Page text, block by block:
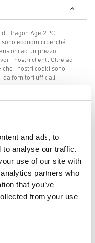
and ads, to
to analyse our traffic.
use of our site with
partners who
that you’ve
from your use
Dragon Age 2 PC
sono economici perché
ad un prezzo
i nostri clienti. Oltre ad
i nostri codici sono
da fornitori ufficiali.
al tuo indirizzo
supporto clienti
problemi o domande
WW.
solo 3 passaggi
da compilare e
metodo di pagamento
di Dragon Age 2 PC